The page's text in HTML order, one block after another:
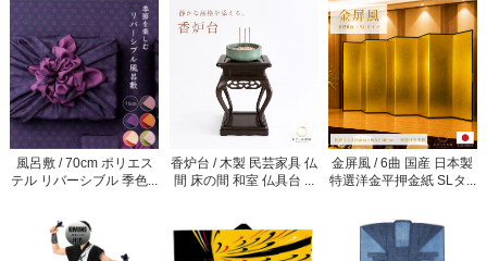
風呂敷 / 70cm ポリエス
テル リバーシブル 季色...
香炉台 / 木製 民芸家具 仏
間 床の間 和室 仏具台 ...
金屏風 / 6曲 国産 日本製
特選洋金平押金紙 SLタ...